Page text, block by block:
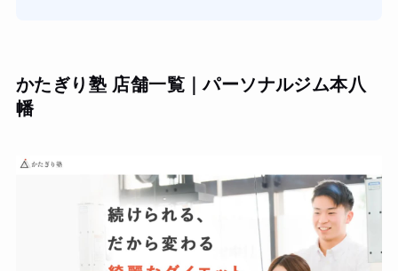
が少ないです。綺麗に引き締まった、健康的な体型になれ
ました。
かたぎり塾 店舗一覧｜パーソナルジム本八
幡